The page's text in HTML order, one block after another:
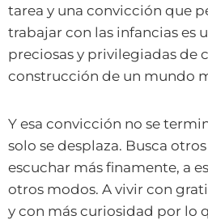
tarea y una convicción que
trabajar con las infancias es
preciosas y privilegiadas de
construcción de un mundo
Y esa convicción no se
solo se desplaza. Busca
escuchar más finamente, a
otros modos. A vivir con
y con más curiosidad por lo